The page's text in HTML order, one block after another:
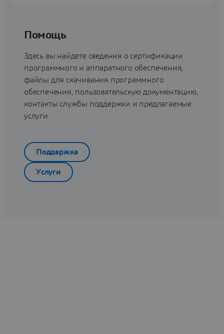
Помощь
Здесь вы найдете сведения о сертификации
программного и аппаратного обеспечения,
файлы для скачивания программного
обеспечения, пользовательскую документацию,
контакты службы поддержки и предлагаемые
услуги
Поддержка
Услуги